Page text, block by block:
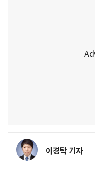
이경탁 기자